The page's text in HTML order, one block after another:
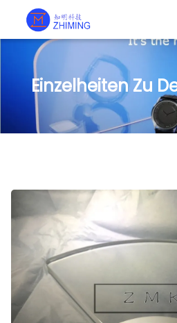
Einzelheiten Zu